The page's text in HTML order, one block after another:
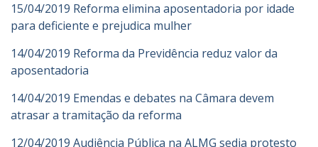
15/04/2019 Reforma elimina aposentadoria por idade
para deficiente e prejudica mulher
14/04/2019 Reforma da Previdência reduz valor da
aposentadoria
14/04/2019 Emendas e debates na Câmara devem
atrasar a tramitação da reforma
12/04/2019 Audiência Pública na ALMG sedia protesto